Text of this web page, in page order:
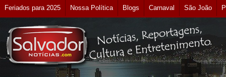
Feriados para 2025 Nossa Política Blogs Carnaval São João